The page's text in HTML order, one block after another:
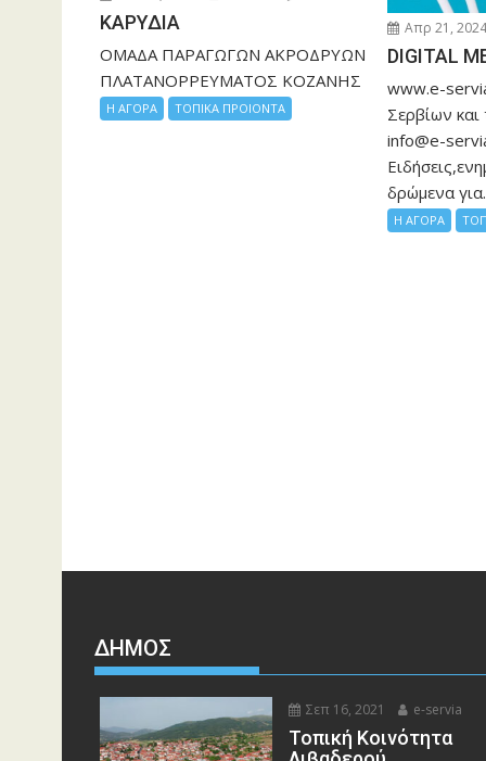
ΚΑΡΥΔΙΑ
ΟΜΑΔΑ ΠΑΡΑΓΩΓΩΝ ΑΚΡΟΔΡΥΩΝ
ΠΛΑΤΑΝΟΡΡΕΥΜΑΤΟΣ ΚΟΖΑΝΗΣ
Η ΑΓΟΡΑ ΤΟΠΙΚΑ ΠΡΟΙΟΝΤΑ
Απρ 21,
DIGITAL
www.e-
Σερβίων και
info@e-
δρώμενα
Η ΑΓΟΡΑ
ΔΉΜΟΣ
Σεπ 16, 2021 e-servia
Τοπική Κοινότητα